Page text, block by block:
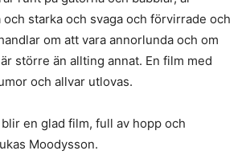
starka och svaga och förvirrade och
om att vara annorlunda och om
större än allting annat. En film med
och allvar utlovas.
en glad film, full av hopp och
Moodysson.